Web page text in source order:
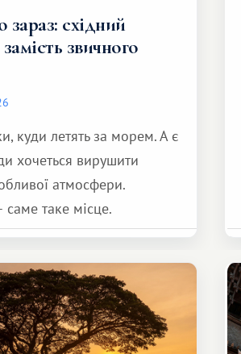
східний
звичного
куди летять за морем. А є
хочеться вирушити
​​атмосфери.
таке місце.